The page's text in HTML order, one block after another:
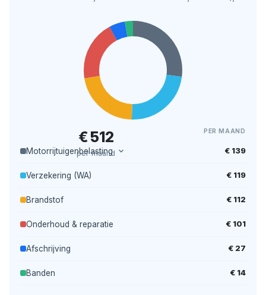
€ 512
per maand
PER MAAND
Motorrijtuigenbelasting € 139
Verzekering (WA) € 119
Brandstof € 112
Onderhoud & reparatie € 101
Afschrijving € 27
Banden € 14